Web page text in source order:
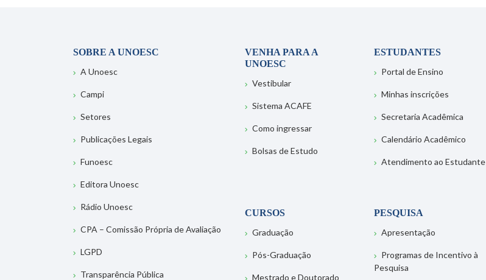
SOBRE A UNOESC
A Unoesc
Campi
Setores
Publicações Legais
Funoesc
Editora Unoesc
Rádio Unoesc
CPA – Comissão Própria de Avaliação
LGPD
Transparência Pública
VENHA PARA A
UNOESC
Vestibular
Sistema ACAFE
Como ingressar
Bolsas de Estudo
ESTUDANTES
Portal de Ensino
Minhas inscrições
Secretaria Acadêmica
Calendário Acadêmico
Atendimento ao Estudante
CURSOS
Graduação
Pós-Graduação
Mestrado e Doutorado
PESQUISA
Apresentação
Programas de Incentivo à
Pesquisa